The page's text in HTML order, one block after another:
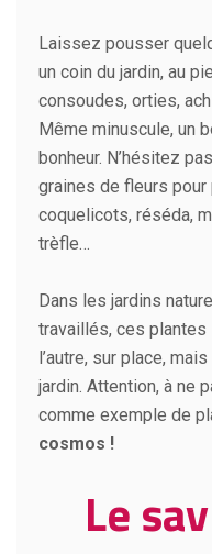
Laissez pousser
un coin du jardin, au
consoudes, orties,
Même minuscule, un
bonheur. N’hésitez
graines de fleurs
coquelicots, réséda,
trèfle…
Dans les jardins
travaillés, ces plantes
l’autre, sur place,
jardin. Attention, à ne
comme exemple de
cosmos !
Le